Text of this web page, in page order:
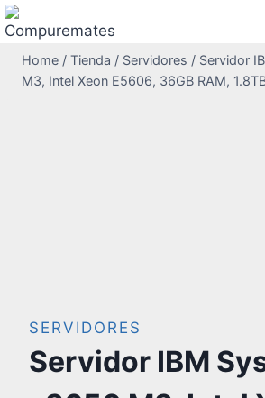
Home / Tienda / Servidores / Servidor
M3, Intel Xeon E5606, 36GB RAM,
SERVIDORES
Servidor IBM